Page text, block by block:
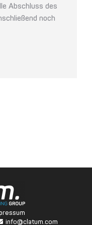
Abschluss des
noch
info@clatum.com